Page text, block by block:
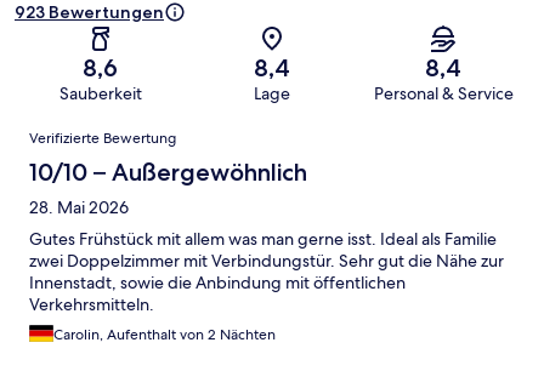
923 Bewertungen
8,6
Sauberkeit
8,4
Lage
8,4
Personal & Service
Bewertungen
Verifizierte Bewertung
10/10 – Außergewöhnlich
28. Mai 2026
Gutes Frühstück mit allem was man gerne isst. Ideal als Familie
zwei Doppelzimmer mit Verbindungstür. Sehr gut die Nähe zur
Innenstadt, sowie die Anbindung mit öffentlichen
Verkehrsmitteln.
Carolin, Aufenthalt von 2 Nächten